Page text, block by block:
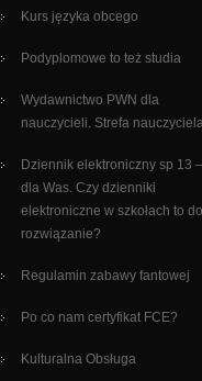
Kurs języka obcego
Podyplomowe to też studia
Wydawnictwo PWN dla
nauczycieli. Strefa
Dziennik elektroniczny sp 13
dla Was. Czy dzienniki
elektroniczne w szkołach to
rozwiązanie?
Regulamin zabawy fantowej
Po co nam certyfikat FCE?
Kulturalna Obsługa